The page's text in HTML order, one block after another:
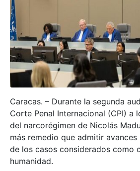
Caracas. – Durante la segunda
Corte Penal Internacional (CPI) a
del narcorégimen de Nicolás
más remedio que admitir avances
de los casos considerados como
humanidad.